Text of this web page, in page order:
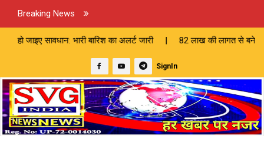
Breaking News
भारी बारिश का अलर्ट जारी | 82 लाख की लागत से बनेगी सीसी सड़क,
SignIn